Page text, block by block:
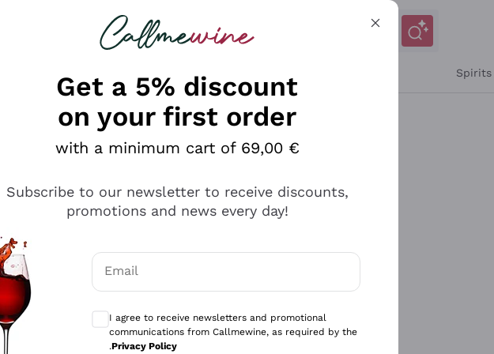
looking for
Spirits
Get a 5% discount
on your first order
with a minimum cart of 69,00 €
Subscribe to our newsletter to receive discounts,
promotions and news every day!
Email
I agree to receive newsletters and promotional
communications from Callmewine, as required by the
.Privacy Policy